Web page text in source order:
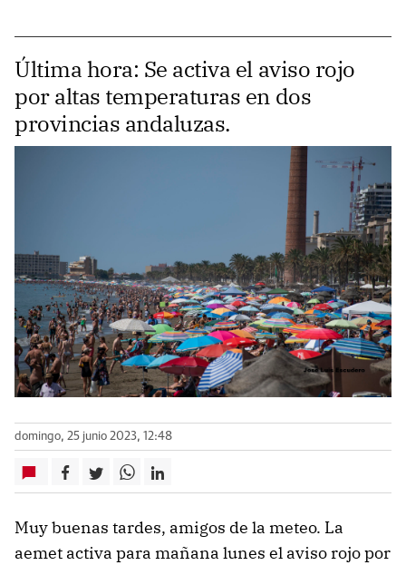
Última hora: Se activa el aviso rojo
por altas temperaturas en dos
provincias andaluzas.
domingo, 25 junio 2023, 12:48
Muy buenas tardes, amigos de la meteo. La
aemet activa para mañana lunes el aviso rojo por